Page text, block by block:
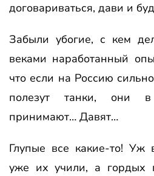
договариваться, дави и
Забыли убогие, с кем
веками наработанный
что если на Россию
полезут танки, они
принимают… Давят…
Глупые все какие-то! Уж
уже их учили, а гордых